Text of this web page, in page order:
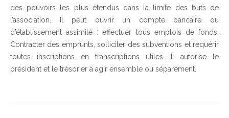
des pouvoirs les plus étendus dans la limite des buts de
l’association. Il peut ouvrir un compte bancaire ou
d’établissement assimilé : effectuer tous emplois de fonds.
Contracter des emprunts, solliciter des subventions et requérir
toutes inscriptions en transcriptions utiles. Il autorise le
président et le trésorier à agir ensemble ou séparément.